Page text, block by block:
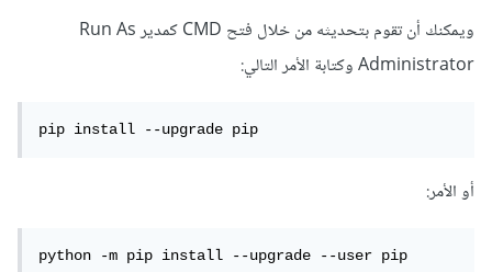
ويمكنك أن تقوم بتحديثه من خلال فتح CMD كمدير Run As
Administrator وكتابة الأمر التالي:
pip install --upgrade pip
أو الأمر:
python -m pip install --upgrade --user pip